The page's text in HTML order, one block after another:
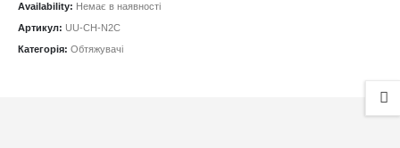
Availability: Немає в наявності
Артикул: UU-CH-N2C
Категорія: Обтяжувачі